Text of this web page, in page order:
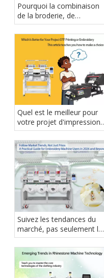
Pourquoi la combinaison
de la broderie, de
l'impression DTF et de la
presse à chaud devient de
plus en plus populaire
Quel est le meilleur pour
votre projet d'impression
ou de broderie DTF
Suivez les tendances du
marché, pas seulement les
prix : un guide pratique
pour les utilisateurs de
machines à broder en
2026 et au-delà